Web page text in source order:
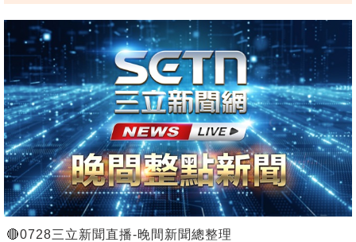
🔴0728三立新聞直播-晚間新聞總整理